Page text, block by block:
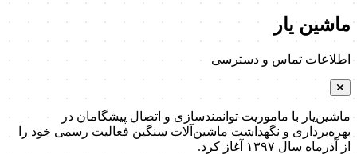
ماشین یار
اطلاعات تماس و دسترسی
ماشین‌یار با ماموریت توانمندسازی و اتصال پیشگامان در
بهره‌برداری و نگهداشت ماشین‌آلات سنگین فعالیت رسمی خود را
از آذرماه سال ۱۳۹۷ آغاز کرد.